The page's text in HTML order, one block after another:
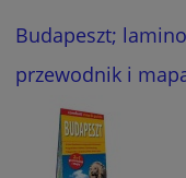
Budapeszt;
przewodnik i